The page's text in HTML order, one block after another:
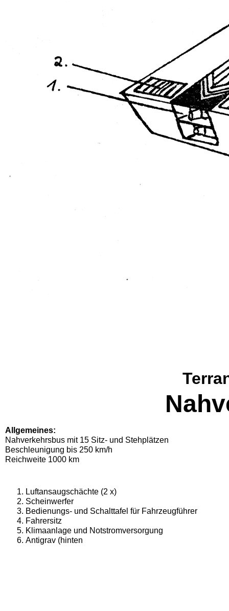
Allgemeines:
Nahverkehrsbus mit 15 Sitz- und Stehplätzen
Beschleunigung bis 250 km/h
Reichweite 1000 km
Luftansaugschächte (2 x)
Scheinwerfer
Bedienungs- und Schalttafel für Fahrzeugführer
Fahrersitz
Klimaanlage und Notstromversorgung
Antigrav (hinten